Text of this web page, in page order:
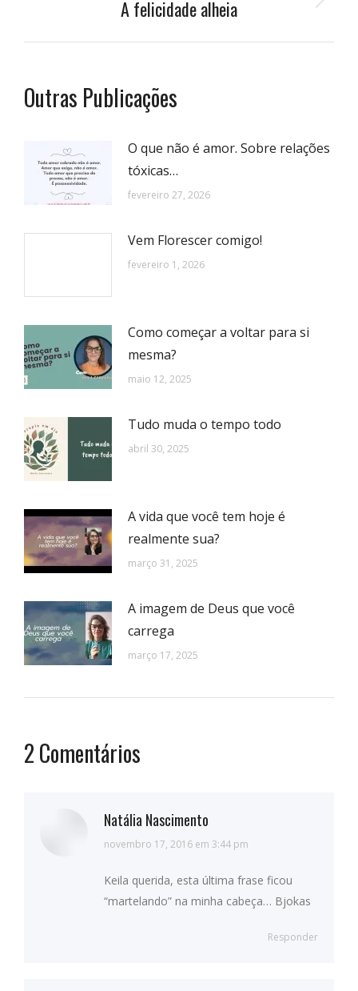
Próximo
A felicidade alheia
Outras Publicações
O que não é amor. Sobre relações
tóxicas…
fevereiro 27, 2026
Vem Florescer comigo!
fevereiro 1, 2026
Como começar a voltar para si
mesma?
maio 12, 2025
Tudo muda o tempo todo
abril 30, 2025
A vida que você tem hoje é
realmente sua?
março 31, 2025
A imagem de Deus que você
carrega
março 17, 2025
2 Comentários
Natália Nascimento
diz:
novembro 17, 2016 em 3:44 pm
Keila querida, esta última frase ficou
“martelando” na minha cabeça… Bjokas
Responder